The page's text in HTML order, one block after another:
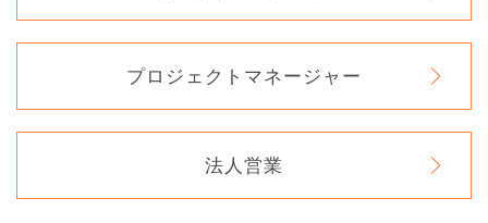
プロジェクトマネージャー
法人営業